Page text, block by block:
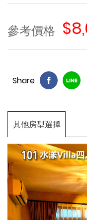
參考價格
Share
其他房型選擇